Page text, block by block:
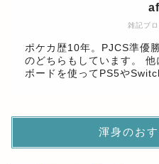
雑記ブ
ポケカ歴10年。PJCS準優
のどちらもしています。
ボードを使ってPS5や
渾身のお